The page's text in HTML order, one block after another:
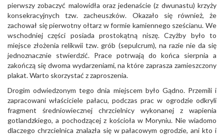
pierwszy zobaczyć malowidła oraz jedenaście (z dwunastu) krzyży
konsekracyjnych tzw. zacheuszków. Okazało się również, że
zachował się pierwotny ołtarz w formie kamiennego sześcianu. We
wschodniej części posiada prostokątną niszę. Czyżby było to
miejsce złożenia relikwii tzw. grób (sepulcrum), na razie nie da się
jednoznacznie stwierdzić. Prace potrwają do końca sierpnia a
zakończą się dwoma wydarzeniami, na które zaprasza zamieszczony
plakat. Warto skorzystać z zaproszenia.
Drogim odwiedzonym tego dnia miejscem było Gądno. Przemili i
zapracowani właściciele pałacu, podczas prac w ogrodzie odkryli
fragment średniowiecznej chrzcielnicy wykonanej z wapienia
gotlandzkiego, a pochodzącej z kościoła w Moryniu. Nie wiadomo
dlaczego chrzcielnica znalazła się w pałacowym ogrodzie, ani kto i